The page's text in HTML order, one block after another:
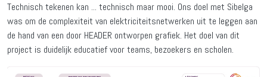
Technisch tekenen kan ... technisch maar mooi. Ons doel met Sibelga
was om de complexiteit van elektriciteitsnetwerken uit te leggen aan
de hand van een door HEADER ontworpen grafiek. Het doel van dit
project is duidelijk educatief voor teams, bezoekers en scholen.